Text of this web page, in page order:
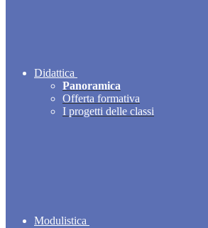
Didattica
Panoramica
Offerta formativa
I progetti delle classi
Modulistica